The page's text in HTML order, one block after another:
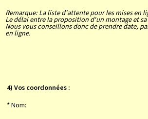
Remarque: La liste d'attente pour les mises en
Le délai entre la proposition d'un montage et
Nous vous conseillons donc de prendre date,
en ligne.
4) Vos coordonnées :
*Nom: